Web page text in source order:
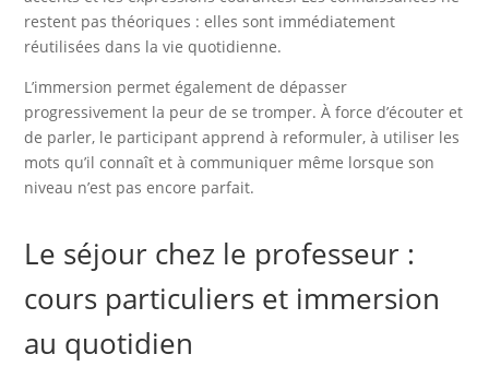
restent pas théoriques : elles sont immédiatement
réutilisées dans la vie quotidienne.
L’immersion permet également de dépasser
progressivement la peur de se tromper. À force d’écouter et
de parler, le participant apprend à reformuler, à utiliser les
mots qu’il connaît et à communiquer même lorsque son
niveau n’est pas encore parfait.
Le séjour chez le professeur :
cours particuliers et immersion
au quotidien